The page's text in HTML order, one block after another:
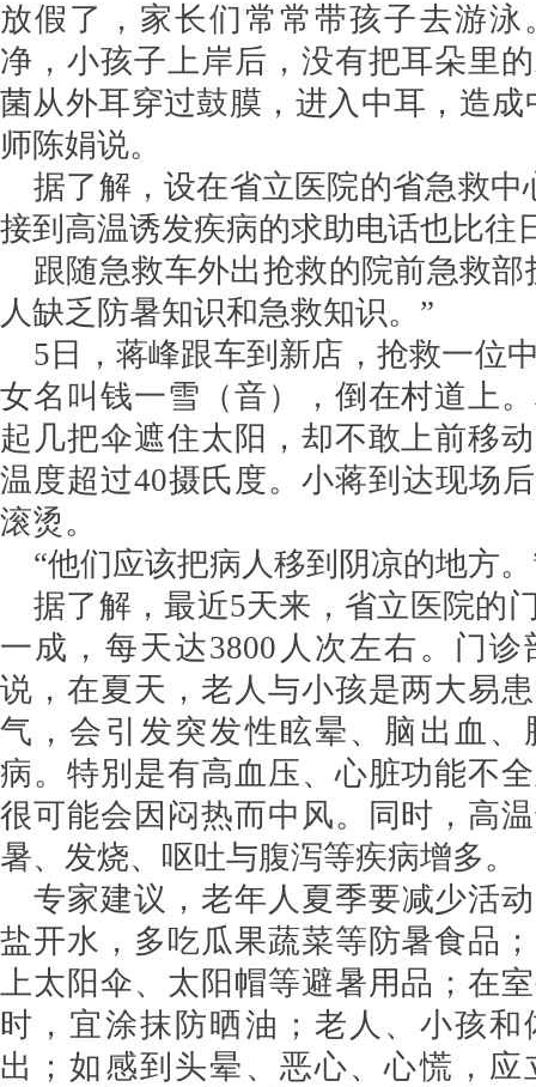
放假了，家长们常常带孩子去游
净，小孩子上岸后，没有把耳朵里
菌从外耳穿过鼓膜，进入中耳，造成
师陈娟说。
据了解，设在省立医院的省急救中
接到高温诱发疾病的求助电话也比往
跟随急救车外出抢救的院前急救
人缺乏防暑知识和急救知识。”
5日，蒋峰跟车到新店，抢救一位
女名叫钱一雪（音），倒在村道上
起几把伞遮住太阳，却不敢上前移
温度超过40摄氏度。小蒋到达现场
滚烫。
“他们应该把病人移到阴凉的地方
据了解，最近5天来，省立医院的
一成，每天达3800人次左右。门
说，在夏天，老人与小孩是两大易
气，会引发突发性眩晕、脑出血、
病。特別是有高血压、心脏功能不
很可能会因闷热而中风。同时，高
暑、发烧、呕吐与腹泻等疾病增多。
专家建议，老年人夏季要减少活
盐开水，多吃瓜果蔬菜等防暑食品
上太阳伞、太阳帽等避暑用品；在
时，宜涂抹防晒油；老人、小孩
出；如感到头晕、恶心、心慌，